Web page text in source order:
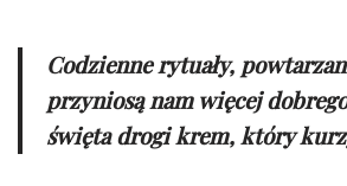
Codzienne rytuały,
przyniosą nam więcej
święta drogi krem, który